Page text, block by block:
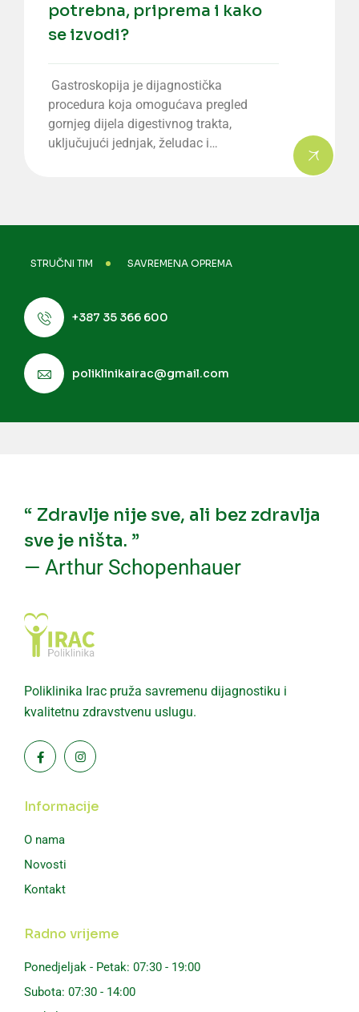
potrebna, priprema i kako
se izvodi?
Gastroskopija je dijagnostička
procedura koja omogućava pregled
gornjeg dijela digestivnog trakta,
uključujući jednjak, želudac i…
STRUČNI TIM SAVREMENA OPREMA
+387 35 366 600
poliklinikairac@gmail.com
“ Zdravlje nije sve, ali bez zdravlja
sve je ništa. ”
— Arthur Schopenhauer
Poliklinika Irac pruža savremenu dijagnostiku i
kvalitetnu zdravstvenu uslugu.
Informacije
O nama
Novosti
Kontakt
Radno vrijeme
Ponedjeljak - Petak: 07:30 - 19:00
Subota: 07:30 - 14:00